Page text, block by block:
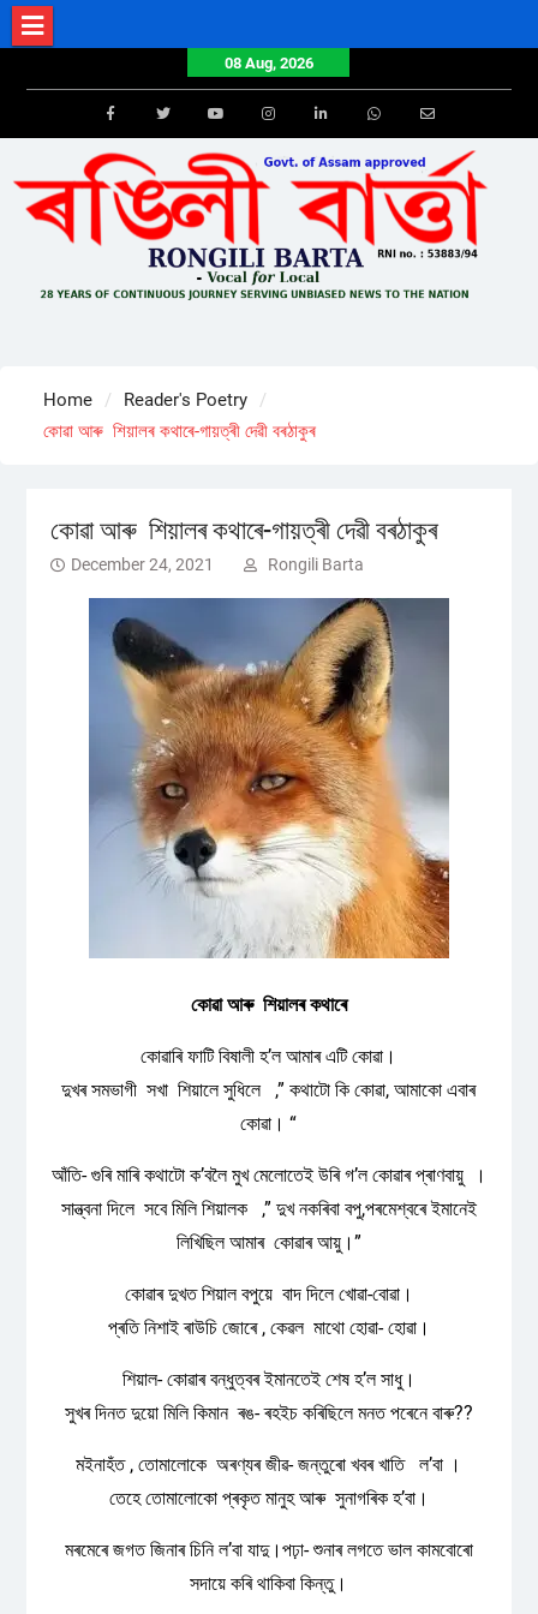
Skip
to
08 Aug, 2026
FacebookTwitterYoutube Email
Home
Reader's Poetry
কোৱা আৰু শিয়ালৰ কথাৰে-গায়ত্ৰী দেৱী বৰঠাকুৰ
কোৱা আৰু শিয়ালৰ কথাৰে-গায়ত্ৰী দেৱী বৰঠাকুৰ
December 24, 2021 Rongili Barta
কোৱা আৰু শিয়ালৰ কথাৰে
কোৱাৰি ফাটি বিষালী হ’ল আমাৰ এটি কোৱা।
দুখৰ সমভাগী সখা শিয়ালে সুধিলে ,” কথাটো কি কোৱা, আমাকো এবাৰ
কোৱা। “
আঁতি- গুৰি মাৰি কথাটো ক’বলৈ মুখ মেলোতেই উৰি গ’ল কোৱাৰ প্ৰাণবায়ু ।
সান্ত্বনা দিলে সবে মিলি শিয়ালক ,” দুখ নকৰিবা বপু,পৰমেশ্বৰে ইমানেই
লিখিছিল আমাৰ কোৱাৰ আয়ু।”
কোৱাৰ দুখত শিয়াল বপুয়ে বাদ দিলে খোৱা-বোৱা।
প্ৰতি নিশাই ৰাউচি জোৰে , কেৱল মাথো হোৱা- হোৱা।
শিয়াল- কোৱাৰ বন্ধুত্বৰ ইমানতেই শেষ হ’ল সাধু।
সুখৰ দিনত দুয়ো মিলি কিমান ৰঙ- ৰহইচ কৰিছিলে মনত পৰেনে বাৰু??
মইনাহঁত , তোমালোকে অৰণ্যৰ জীৱ- জন্তুৰো খবৰ খাতি ল’বা ।
তেহে তোমালোকো প্ৰকৃত মানুহ আৰু সুনাগৰিক হ’বা।
মৰমেৰে জগত জিনাৰ চিনি ল’বা যাদু।পঢ়া- শুনাৰ লগতে ভাল কামবোৰো
সদায়ে কৰি থাকিবা কিন্তু।